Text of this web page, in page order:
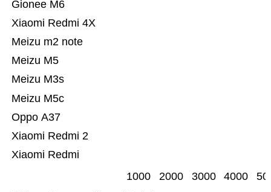
Xiaomi Redmi
Xiaomi Redmi 2
Oppo A37
Meizu M5c
Meizu M3s
Meizu M5
Meizu m2 note
Xiaomi Redmi 4X
Gionee M6
1000 2000 3000 4000